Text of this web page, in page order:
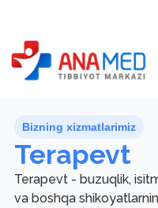
Bizning xizmatlarimiz
Terapevt
Terapevt - buzuqlik,
va boshqa